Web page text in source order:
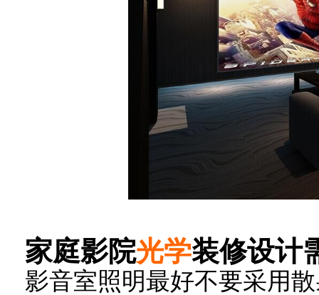
家庭影院光学装修设计
影音室照明最好不要采用